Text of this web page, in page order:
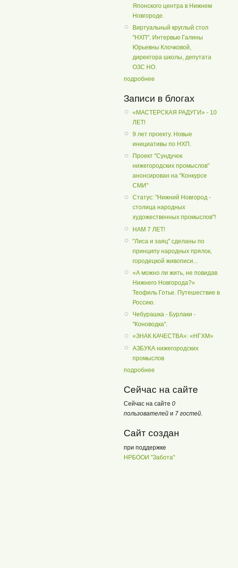
Японского центра в Нижнем
Новгороде.
Виртуальный круглый стол
"НХП". Интервью Галины
Юрьевны Клочковой,
директора школы, депутата
ОЗС НО.
подробнее
Записи в блогах
«МАСТЕРСКАЯ РАДУГИ» - 10
ЛЕТ!
9 лет проекту. Новые
инициативы по НХП.
Проект "Сундучок
нижегородских промыслов"
анонсирован на "Конкурсе
СМИ"
Статус: "Нижний Новгород -
столица народных
художественных промыслов"!
НАМ 7 ЛЕТ!
"Лиса и заяц" сделаны по
принципу народных прялок,
городецкой живописи...
«А можно ли жить, не повидав
Нижнего Новгорода?»
Теофиль Готье. Путешествие в
Россию.
Чебурашка - Бурлаки -
"Коноводка".
«ЗНАК КАЧЕСТВА»: «НГХМ»
АЗБУКА нижегородских
промыслов
подробнее
Сейчас на сайте
Сейчас на сайте 0
пользователей и 7 гостей
Сайт создан
при поддержке
НРБООИ "Забота"